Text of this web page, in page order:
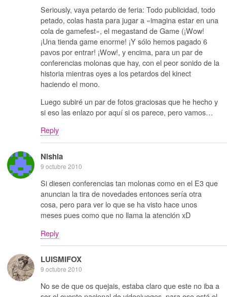
Seriously, vaya petardo de feria: Todo publicidad, todo
petado, colas hasta para jugar a «imagina estar en una
cola de gamefest», el megastand de Game (¡Wow!
¡Una tienda game enorme! ¡Y sólo hemos pagado 6
pavos por entrar! ¡Wow!, y encima, para un par de
conferencias molonas que hay, con el peor sonido de la
historia mientras oyes a los petardos del kinect
haciendo el mono.
Luego subiré un par de fotos graciosas que he hecho y
si eso las enlazo por aquí si os parece, pero vamos…
Reply
Nishia
9 octubre 2010
Si diesen conferencias tan molonas como en el E3 que
anuncian la tira de novedades entonces sería otra
cosa, pero para ver lo que se ha visto hace unos
meses pues como que no llama la atención xD
Reply
LUISMIFOX
9 octubre 2010
No se de que os quejais, estaba claro que este no iba a